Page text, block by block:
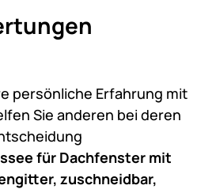
persönliche Erfahrung mit
Sie anderen bei deren
für Dachfenster mit
zuschneidbar,